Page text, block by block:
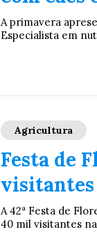
A primavera
Especialista em
Agricultura
Festa de
visitantes
A 42ª Festa de
40 mil visitantes